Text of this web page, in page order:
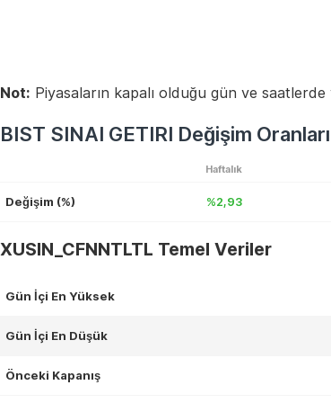
Not: Piyasaların kapalı olduğu gün ve saatlerde
BIST SINAI GETIRI Değişim Oranları
Haftalık
Değişim (%) %2,93
XUSIN_CFNNTLTL Temel Veriler
Gün İçi En Yüksek
Gün İçi En Düşük
Önceki Kapanış